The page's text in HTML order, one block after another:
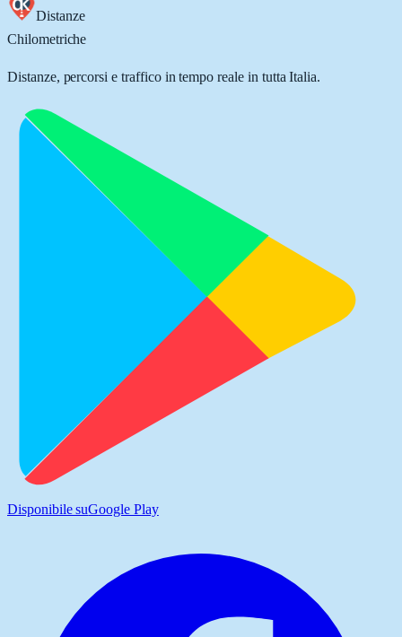
Distanze
Chilometriche
Distanze, percorsi e traffico in tempo reale in tutta Italia.
Disponibile suGoogle Play